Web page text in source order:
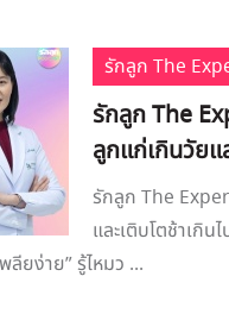
รักลูก The
รักลูก The
ลูกแก่เกินวัยแ
รักลูก The
และเติบโตช้าเกิ
ยง่าย” รู้ไหมว ...